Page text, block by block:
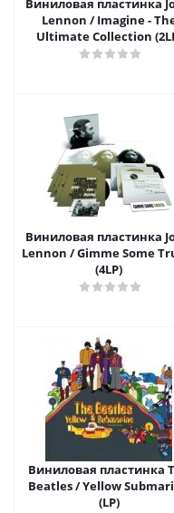
Lennon / Imagine -
Ultimate Collection
Виниловая пластинка
Lennon / Gimme Some
(4LP)
Виниловая пластинка
Beatles / Yellow
(LP)